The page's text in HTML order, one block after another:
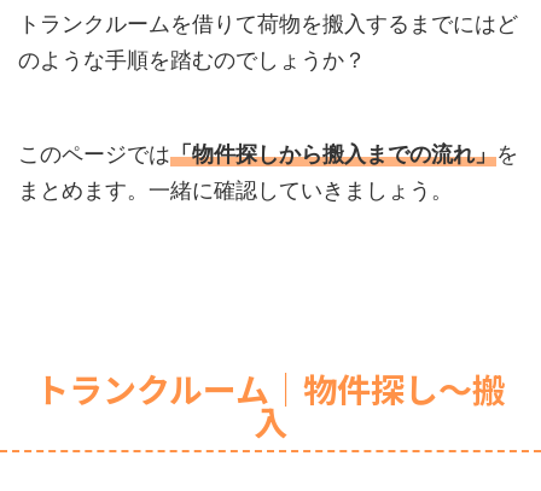
トランクルームを借りて荷物を搬入するまでにはど
のような手順を踏むのでしょうか？
このページでは「物件探しから搬入までの流れ」を
まとめます。一緒に確認していきましょう。
トランクルーム｜物件探し〜搬
入